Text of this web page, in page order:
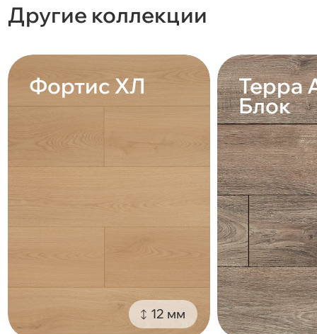
Другие коллекции
Фортис ХЛ
12 мм
Терра
Блок